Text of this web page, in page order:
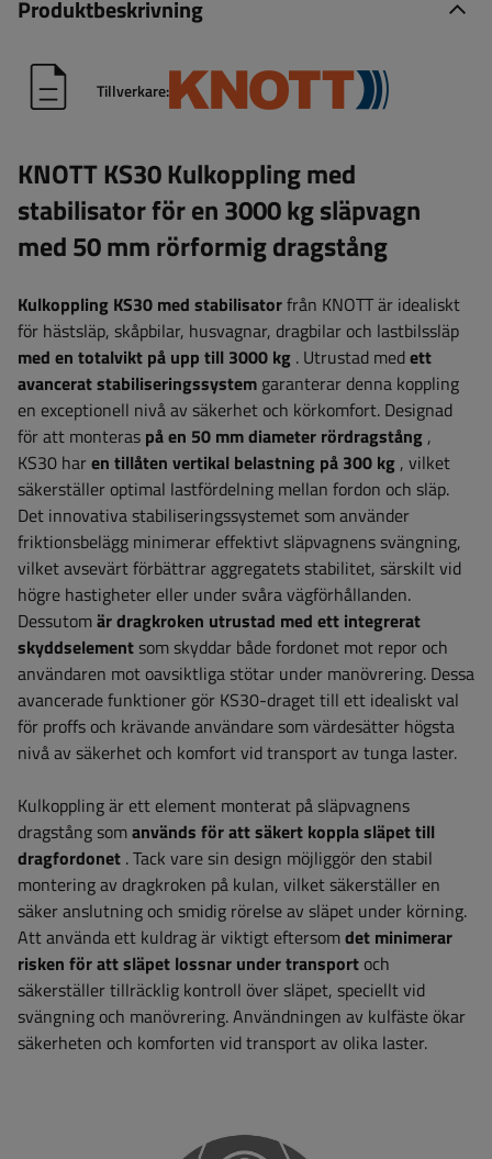
Produktbeskrivning
Tillverkare:
KNOTT KS30 Kulkoppling med
stabilisator för en 3000 kg släpvagn
med 50 mm rörformig dragstång
Kulkoppling KS30 med stabilisatorfrån KNOTT är idealiskt
för hästsläp, skåpbilar, husvagnar, dragbilar och lastbilssläp
med en totalvikt på upp till 3000 kg . Utrustad medett
avancerat stabiliseringssystem garanterar denna koppling
en exceptionell nivå av säkerhet och körkomfort. Designad
för att monteras på en 50 mm diameter rördragstång ,
KS30 haren tillåten vertikal belastning på 300 kg , vilket
säkerställer optimal lastfördelning mellan fordon och släp.
Det innovativa stabiliseringssystemet som använder
friktionsbelägg minimerar effektivt släpvagnens svängning,
vilket avsevärt förbättrar aggregatets stabilitet, särskilt vid
högre hastigheter eller under svåra vägförhållanden.
Dessutomär dragkroken utrustad med ett integrerat
skyddselementsom skyddar både fordonet mot repor och
användaren mot oavsiktliga stötar under manövrering. Dessa
avancerade funktioner gör KS30-draget till ett idealiskt val
för proffs och krävande användare som värdesätter högsta
nivå av säkerhet och komfort vid transport av tunga laster.
Kulkoppling är ett element monterat på släpvagnens
dragstång somanvänds för att säkert koppla släpet till
dragfordonet . Tack vare sin design möjliggör den stabil
montering av dragkroken på kulan, vilket säkerställer en
säker anslutning och smidig rörelse av släpet under körning.
Att använda ett kuldrag är viktigt eftersomdet minimerar
risken för att släpet lossnar under transport och
säkerställer tillräcklig kontroll över släpet, speciellt vid
svängning och manövrering. Användningen av kulfäste ökar
säkerheten och komforten vid transport av olika laster.